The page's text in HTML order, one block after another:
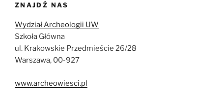
ZNAJDŹ NAS
Wydział Archeologii UW
Szkoła Główna
ul. Krakowskie Przedmieście 26/28
Warszawa, 00-927
www.archeowiesci.pl